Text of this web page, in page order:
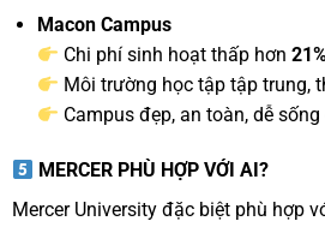
Macon Campus
Chi phí sinh hoạt thấp hơn
Môi trường học tập tập trung,
Campus đẹp, an toàn, dễ
MERCER PHÙ HỢP VỚI AI?
Mercer University đặc biệt phù hợp